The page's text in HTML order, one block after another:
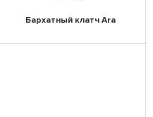
Бархатный клатч Ara